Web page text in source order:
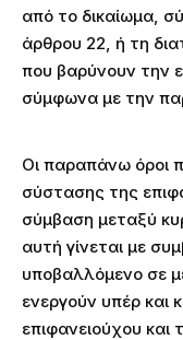
από το δικαίωμα,
άρθρου 22, ή τη
που βαρύνουν την
σύμφωνα με την
Οι παραπάνω όροι
σύστασης της
σύμβαση μεταξύ
αυτή γίνεται με
υποβαλλόμενο σε
ενεργούν υπέρ και
επιφανειούχου